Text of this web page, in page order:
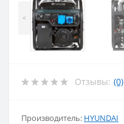
<
Отзывы: (0)
Производитель: HYUNDAI